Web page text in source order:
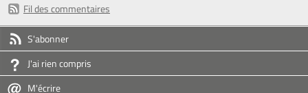
Fil des commentaires
S'abonner
J'ai rien compris
M'écrire